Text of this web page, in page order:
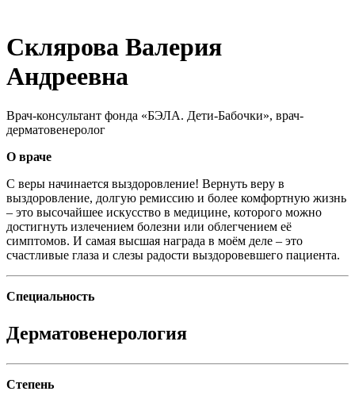
Склярова Валерия
Андреевна
Врач-консультант фонда «БЭЛА. Дети-Бабочки», врач-
дерматовенеролог
О враче
С веры начинается выздоровление! Вернуть веру в
выздоровление, долгую ремиссию и более комфортную жизнь
– это высочайшее искусство в медицине, которого можно
достигнуть излечением болезни или облегчением её
симптомов. И самая высшая награда в моём деле – это
счастливые глаза и слезы радости выздоровевшего пациента.
Специальность
Дерматовенерология
Степень